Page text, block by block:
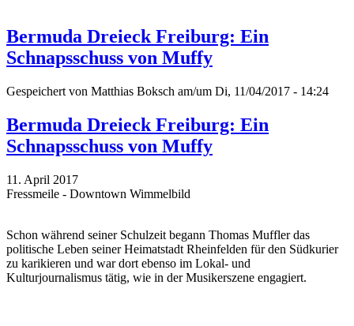
Bermuda Dreieck Freiburg: Ein
Schnapsschuss von Muffy
Gespeichert von Matthias Boksch am/um Di, 11/04/2017 - 14:24
Bermuda Dreieck Freiburg: Ein
Schnapsschuss von Muffy
11. April 2017
Fressmeile - Downtown Wimmelbild
Schon während seiner Schulzeit begann Thomas Muffler das
politische Leben seiner Heimatstadt Rheinfelden für den Südkurier
zu karikieren und war dort ebenso im Lokal- und
Kulturjournalismus tätig, wie in der Musikerszene engagiert.